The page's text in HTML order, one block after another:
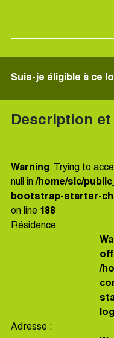
Suis-je éligible à ce
Description
Warning: Trying to
null in/home/sic/
bootstrap-starter-
on line 188
Résidence :
/
Adresse :